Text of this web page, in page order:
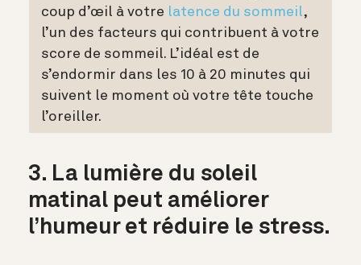
coup d’œil à votre latence du sommeil,
l’un des facteurs qui contribuent à votre
score de sommeil. L’idéal est de
s’endormir dans les 10 à 20 minutes qui
suivent le moment où votre tête touche
l’oreiller.
3. La lumière du soleil
matinal peut améliorer
l’humeur et réduire le stress.